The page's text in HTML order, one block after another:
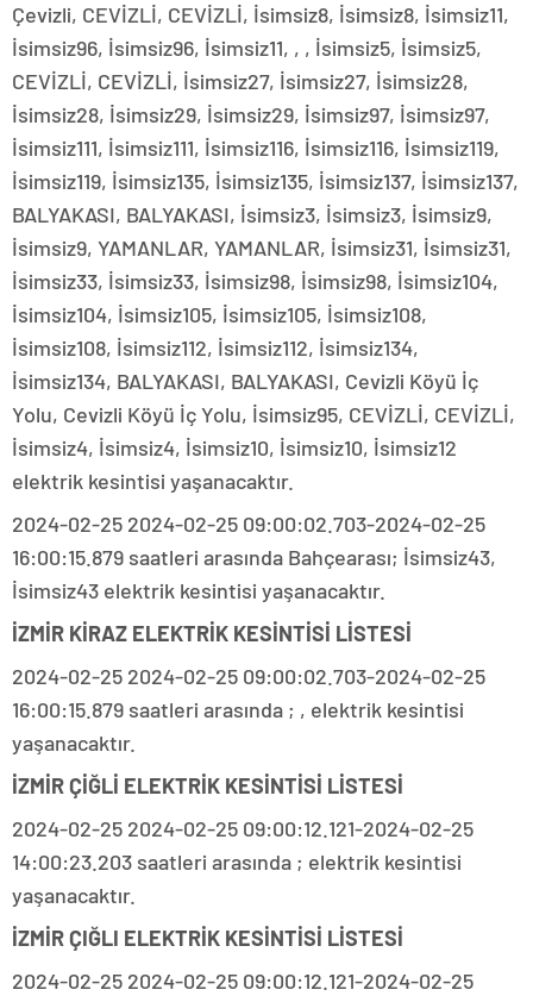
Çevizli, CEVİZLİ, CEVİZLİ, İsimsiz8, İsimsiz8, İsimsiz11,
İsimsiz96, İsimsiz96, İsimsiz11, , , İsimsiz5, İsimsiz5,
CEVİZLİ, CEVİZLİ, İsimsiz27, İsimsiz27, İsimsiz28,
İsimsiz28, İsimsiz29, İsimsiz29, İsimsiz97, İsimsiz97,
İsimsiz111, İsimsiz111, İsimsiz116, İsimsiz116, İsimsiz119,
İsimsiz119, İsimsiz135, İsimsiz135, İsimsiz137, İsimsiz137,
BALYAKASI, BALYAKASI, İsimsiz3, İsimsiz3, İsimsiz9,
İsimsiz9, YAMANLAR, YAMANLAR, İsimsiz31, İsimsiz31,
İsimsiz33, İsimsiz33, İsimsiz98, İsimsiz98, İsimsiz104,
İsimsiz104, İsimsiz105, İsimsiz105, İsimsiz108,
İsimsiz108, İsimsiz112, İsimsiz112, İsimsiz134,
İsimsiz134, BALYAKASI, BALYAKASI, Cevizli Köyü İç
Yolu, Cevizli Köyü İç Yolu, İsimsiz95, CEVİZLİ, CEVİZLİ,
İsimsiz4, İsimsiz4, İsimsiz10, İsimsiz10, İsimsiz12
elektrik kesintisi yaşanacaktır.
2024-02-25 2024-02-25 09:00:02.703-2024-02-25
16:00:15.879 saatleri arasında Bahçearası; İsimsiz43,
İsimsiz43 elektrik kesintisi yaşanacaktır.
İZMİR KİRAZ ELEKTRİK KESİNTİSİ LİSTESİ
2024-02-25 2024-02-25 09:00:02.703-2024-02-25
16:00:15.879 saatleri arasında ; , elektrik kesintisi
yaşanacaktır.
İZMİR ÇİĞLİ ELEKTRİK KESİNTİSİ LİSTESİ
2024-02-25 2024-02-25 09:00:12.121-2024-02-25
14:00:23.203 saatleri arasında ; elektrik kesintisi
yaşanacaktır.
İZMİR ÇIĞLI ELEKTRİK KESİNTİSİ LİSTESİ
2024-02-25 2024-02-25 09:00:12.121-2024-02-25